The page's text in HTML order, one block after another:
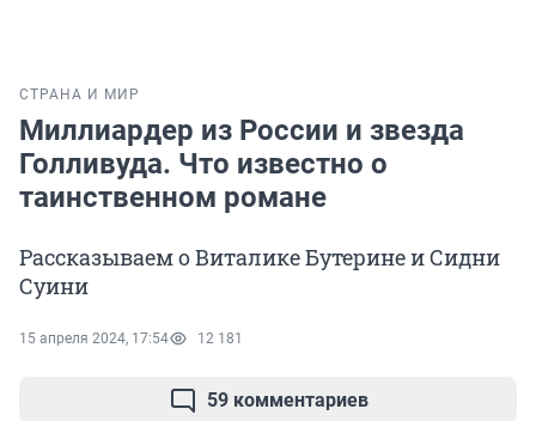
СТРАНА И МИР
Миллиардер из России и звезда
Голливуда. Что известно о
таинственном романе
Рассказываем о Виталике Бутерине и Сидни
Суини
15 апреля 2024, 17:54 12 181
59 комментариев